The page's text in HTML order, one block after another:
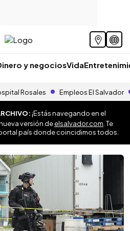
y negociosVida
Rosales Empleos El Salvador
¡Estás navegando en el
versión deelsalvador.com . Te
país donde coincidimos todos.